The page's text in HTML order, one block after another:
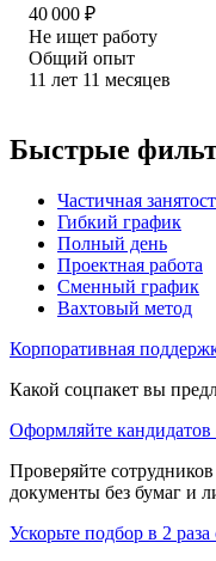
40 000 ₽
Не ищет работу
Общий опыт
11 лет 11 месяцев
Быстрые
Частичная
Гибкий график
Полный день
Проектная работа
Сменный график
Вахтовый метод
Корпоративная
Какой соцпакет вы
Оформляйте кандидатов
Проверяйте
документы без бумаг и
Ускорьте подбор в 2